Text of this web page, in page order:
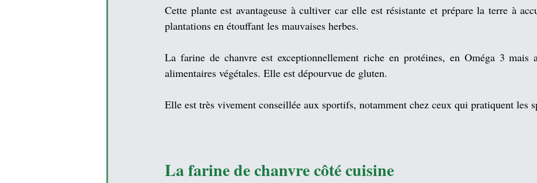
Cette plante est avantageuse à cultiver car elle est résistante et prépare la terre à
plantations en étouffant les mauvaises herbes.
La farine de chanvre est exceptionnellement riche en protéines, en Oméga 3 mais
alimentaires végétales. Elle est dépourvue de gluten.
Elle est très vivement conseillée aux sportifs, notamment chez ceux qui pratiquent les
La farine de chanvre côté cuisine